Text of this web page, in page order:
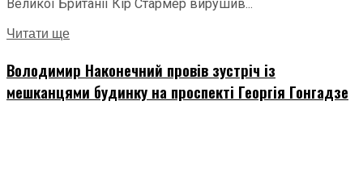
Великої Британії Кір Стармер вирушив...
Читати ще
Володимир Наконечний провів зустріч із
мешканцями будинку на проспекті Георгія Гонгадзе